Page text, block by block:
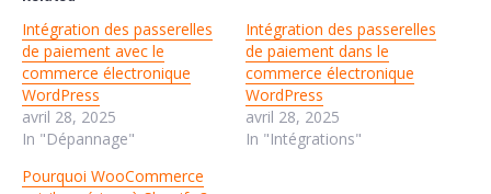
Intégration des passerelles
de paiement avec le
commerce électronique
WordPress
avril 28, 2025
In "Dépannage"
Intégration des passerelles
de paiement dans le
commerce électronique
WordPress
avril 28, 2025
In "Intégrations"
Pourquoi WooCommerce